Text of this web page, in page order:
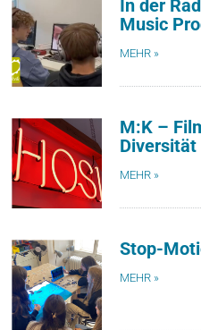
In der
Music
MEHR »
M:K –
Diversität
MEHR »
Stop-
MEHR »